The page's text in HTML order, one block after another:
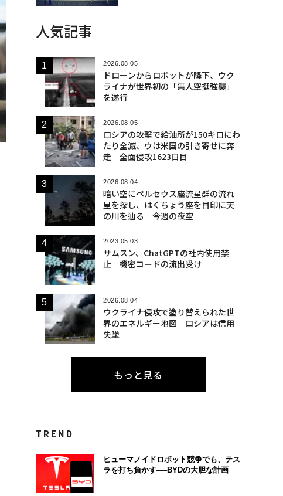
人気記事
2026.08.05
ドローンからロボットが降下、ウク
ライナが世界初の「無人空挺強襲」
を遂行
2026.08.05
ロシアの攻撃で給油所が150キロにわ
たり全滅、ウは米国の引き寄せに奔
走 全面侵攻1623日目
2026.08.04
暗い空にペルセウス座流星群の流れ
星を探し、はくちょう座を目印に天
の川を辿る 今週の夜空
2023.05.03
サムスン、ChatGPTの社内使用禁
止 機密コードの流出受け
2026.08.04
ウクライナ侵攻で塗り替えられた世
界のエネルギー地図 ロシアは信用
失墜
もっと見る
TREND
ヒューマノイドロボット競争でも、テス
ラを打ち負かす──BYDの大胆な計画